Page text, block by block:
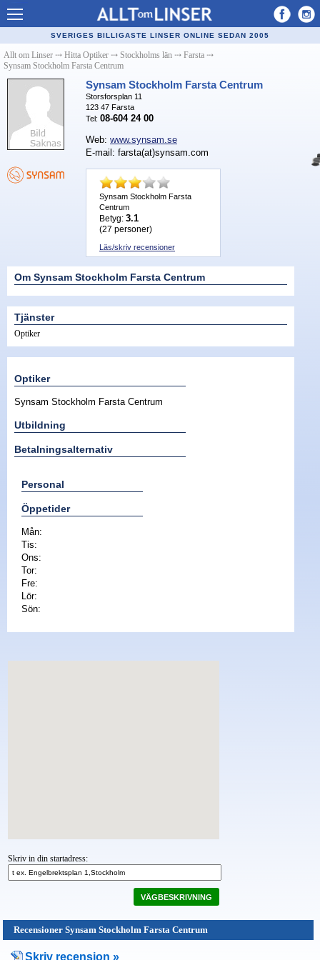
Allt om Linser
Billiga kontaktlinser
Köpa linser på nätet
Återförsäljare linser
Populära linser
Kontaktlinstyper
Linsvätska
Glasögon
Linstillbehör
Nyheter - linser
SVERIGES BILLIGASTE LINSER ONLINE SEDAN 2005
Allt om Linser ⤏ Hitta Optiker ⤏ Stockholms län ⤏ Farsta ⤏
Synsam Stockholm Farsta Centrum
Synsam Stockholm Farsta Centrum
Storsforsplan 11
123 47 Farsta
Tel: 08-604 24 00
Web: www.synsam.se
E-mail: farsta(at)synsam.com
Synsam Stockholm Farsta
Centrum
Betyg: 3.1
(27 personer)
Läs/skriv recensioner
Om Synsam Stockholm Farsta Centrum
Tjänster
Optiker
Optiker
Synsam Stockholm Farsta Centrum
Utbildning
Betalningsalternativ
Personal
Öppetider
Mån:
Tis:
Ons:
Tor:
Fre:
Lör:
Sön:
Skriv in din startadress:
VÄGBESKRIVNING
Recensioner Synsam Stockholm Farsta Centrum
Skriv recension »